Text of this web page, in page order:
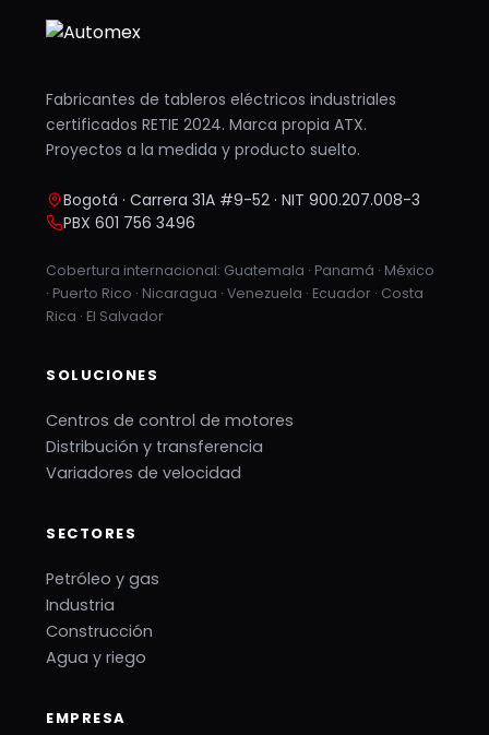
Fabricantes de tableros eléctricos industriales
certificados RETIE 2024. Marca propia ATX.
Proyectos a la medida y producto suelto.
Bogotá · Carrera 31A #9-52 · NIT 900.207.008-3
PBX 601 756 3496
Cobertura internacional: Guatemala · Panamá · México
· Puerto Rico · Nicaragua · Venezuela · Ecuador · Costa
Rica · El Salvador
SOLUCIONES
Centros de control de motores
Distribución y transferencia
Variadores de velocidad
SECTORES
Petróleo y gas
Industria
Construcción
Agua y riego
EMPRESA